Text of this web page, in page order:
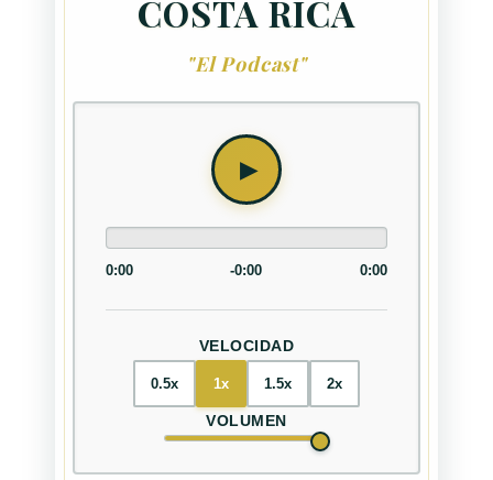
COSTA RICA
"El Podcast"
0:00 -0:00 0:00
VELOCIDAD
0.5x 1x 1.5x 2x
VOLUMEN